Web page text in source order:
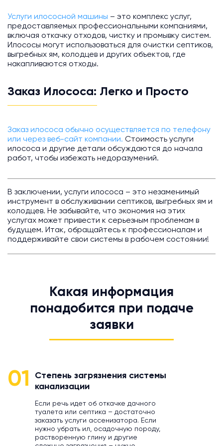
Услуги илососной машины – это комплекс услуг,
предоставляемых профессиональными компаниями,
включая откачку отходов, чистку и промывку систем.
Илососы могут использоваться для очистки септиков,
выгребных ям, колодцев и других объектов, где
накапливаются отходы.
Заказ Илососа: Легко и Просто
Заказ илососа обычно осуществляется по телефону
или через веб-сайт компании. Стоимость услуги
илососа и другие детали обсуждаются до начала
работ, чтобы избежать недоразумений.
В заключении, услуги илососа – это незаменимый
инструмент в обслуживании септиков, выгребных ям и
колодцев. Не забывайте, что экономия на этих
услугах может привести к серьезным проблемам в
будущем. Итак, обращайтесь к профессионалам и
поддерживайте свои системы в рабочем состоянии!
Какая информация
понадобится при подаче
заявки
01
Степень загрязнения системы
канализации
Если речь идет об откачке дачного
туалета или септика – достаточно
заказать услуги ассенизатора. Если
нужно убрать ил, осадочную породу,
растворенную глину и другие